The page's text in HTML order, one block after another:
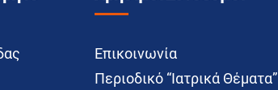
Επικοινωνία
Περιοδικό “Ιατρικά Θέματα”